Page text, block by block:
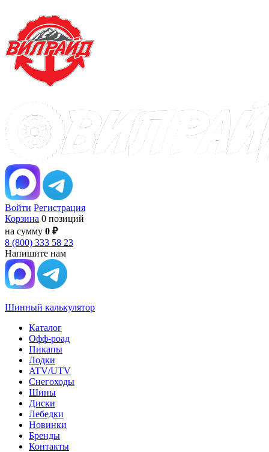
Войти Регистрация
Корзина 0 позиций
на сумму 0 ₽
8 (800) 333 58 23
Напишите нам
Шинный калькулятор
Каталог
Офф-роад
Пикапы
Лодки
ATV/UTV
Снегоходы
Шины
Диски
Лебедки
Новинки
Бренды
Контакты